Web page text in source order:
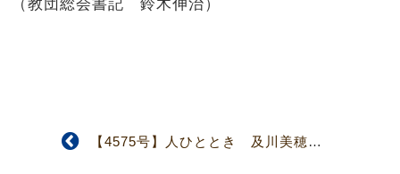
（教団総会書記 鈴木伸治）
【4575号】人ひととき 及川美穂子さん